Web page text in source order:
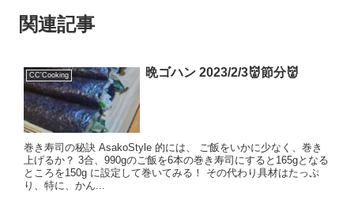
関連記事
CC'Cooking 晩ゴハン 2023/2/3👹節分👹
巻き寿司の秘訣 AsakoStyle 的には、 ご飯をいかに少なく、巻き
上げるか？ 3合、990gのご飯を6本の巻き寿司にすると165gとなる
ところを150g に設定して巻いてみる！ その代わり具材はたっぷ
り、特に、かん...